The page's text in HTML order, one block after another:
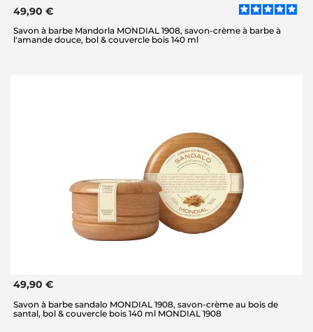
49,90 €
Savon à barbe Mandorla MONDIAL 1908, savon-crème à barbe à
l'amande douce, bol & couvercle bois 140 ml
49,90 €
Savon à barbe sandalo MONDIAL 1908, savon-crème au bois de
santal, bol & couvercle bois 140 ml MONDIAL 1908